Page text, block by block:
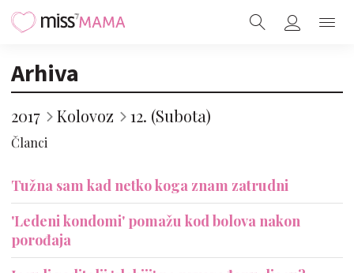
Arhiva
2017 Kolovoz 12. (Subota)
Članci
Tužna sam kad netko koga znam zatrudni
'Ledeni kondomi' pomažu kod bolova nakon
porođaja